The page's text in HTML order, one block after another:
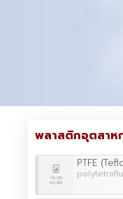
พลาสติกอุตสาห
PTFE